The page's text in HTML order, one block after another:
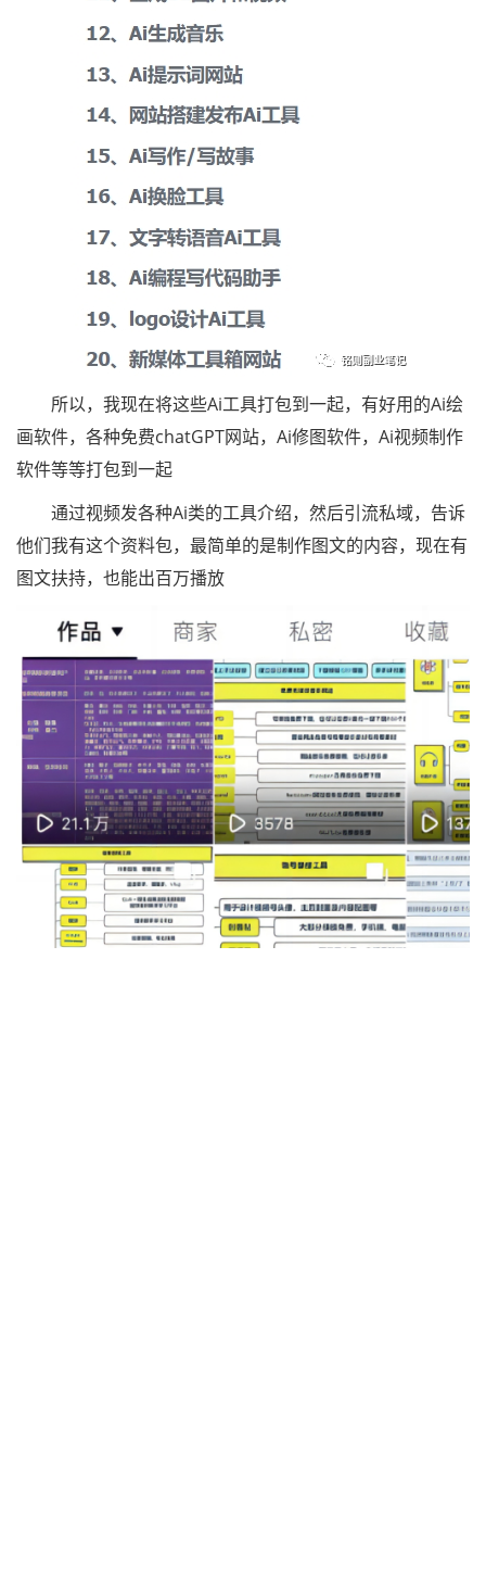
所以，我现在将这些Ai工具打包到一起，有好用的Ai绘
画软件，各种免费chatGPT网站，Ai修图软件，Ai视频制作
软件等等打包到一起
通过视频发各种Ai类的工具介绍，然后引流私域，告诉
他们我有这个资料包，最简单的是制作图文的内容，现在有
图文扶持，也能出百万播放